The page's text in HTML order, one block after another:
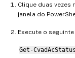
Clique duas vezes
janela do
Execute o
Get-CvadAcStatus